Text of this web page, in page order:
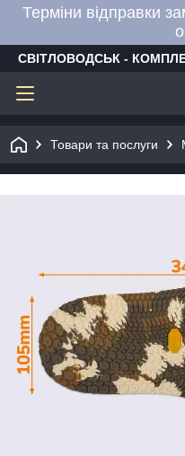
Терміни відправки
СВІТЛОВОДСЬК -
Товари та послуги